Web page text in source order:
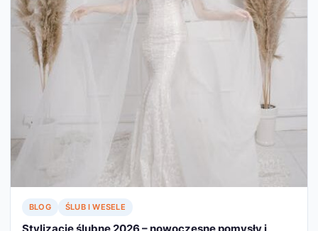
BLOG ŚLUB I WESELE
Stylizacje ślubne 2026 – nowoczesne pomysły i